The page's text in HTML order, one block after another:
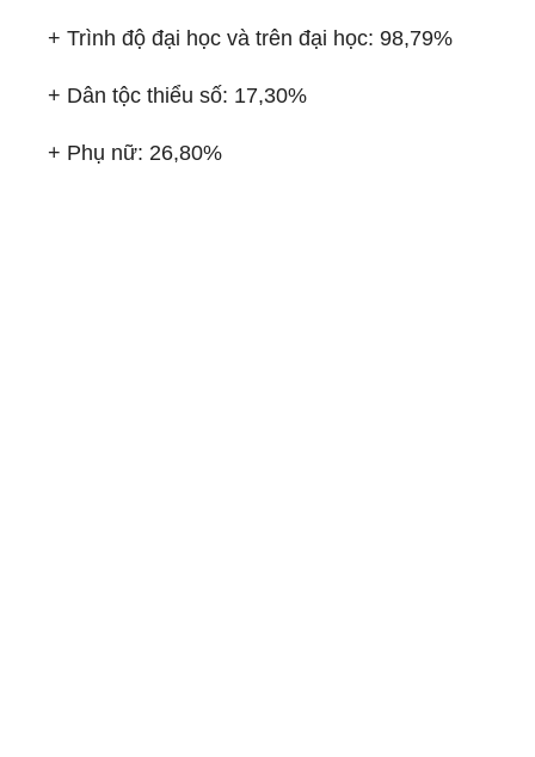
+ Trình độ đại học và trên đại học: 98,79%
+ Dân tộc thiểu số: 17,30%
+ Phụ nữ: 26,80%